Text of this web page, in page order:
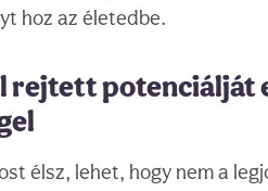
hoz az életedbe.
rejtett potenciálját
élsz, lehet, hogy nem a